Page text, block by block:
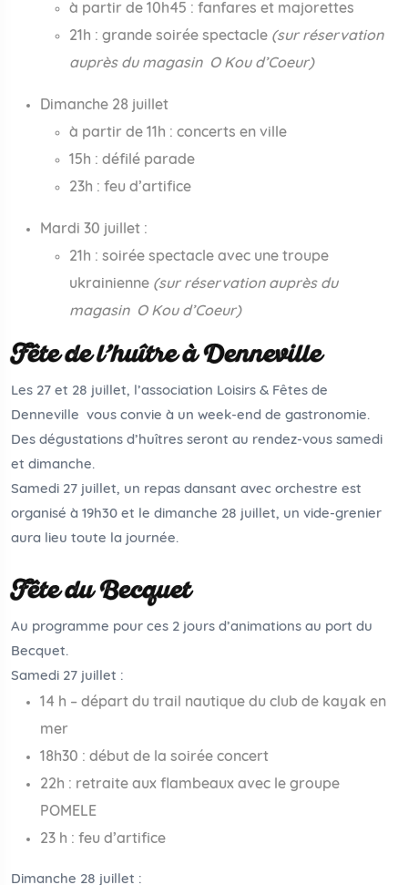
à partir de 10h45 : fanfares et majorettes
21h : grande soirée spectacle (sur réservation
auprès du magasin O Kou d’Coeur)
Dimanche 28 juillet
à partir de 11h : concerts en ville
15h : défilé parade
23h : feu d’artifice
Mardi 30 juillet :
21h : soirée spectacle avec une troupe
ukrainienne (sur réservation auprès du
magasin O Kou d’Coeur)
Fête de l’huître à Denneville
Les 27 et 28 juillet, l’association Loisirs & Fêtes de
Denneville vous convie à un week-end de gastronomie.
Des dégustations d’huîtres seront au rendez-vous samedi
et dimanche.
Samedi 27 juillet, un repas dansant avec orchestre est
organisé à 19h30 et le dimanche 28 juillet, un vide-grenier
aura lieu toute la journée.
Fête du Becquet
Au programme pour ces 2 jours d’animations au port du
Becquet.
Samedi 27 juillet :
14 h – départ du trail nautique du club de kayak en
mer
18h30 : début de la soirée concert
22h : retraite aux flambeaux avec le groupe
POMELE
23 h : feu d’artifice
Dimanche 28 juillet :